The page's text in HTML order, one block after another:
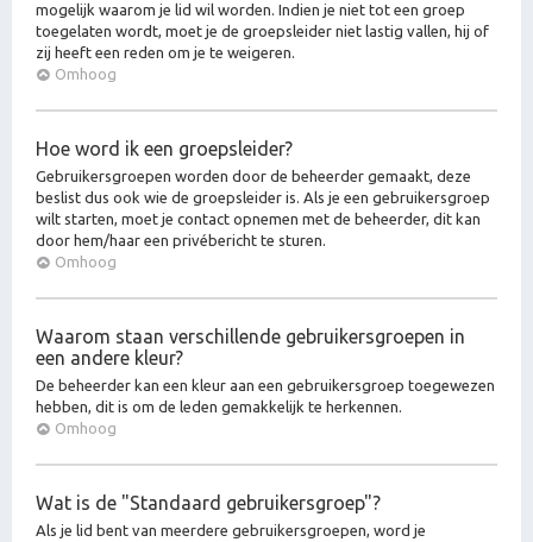
mogelijk waarom je lid wil worden. Indien je niet tot een groep
toegelaten wordt, moet je de groepsleider niet lastig vallen, hij of
zij heeft een reden om je te weigeren.
Omhoog
Hoe word ik een groepsleider?
Gebruikersgroepen worden door de beheerder gemaakt, deze
beslist dus ook wie de groepsleider is. Als je een gebruikersgroep
wilt starten, moet je contact opnemen met de beheerder, dit kan
door hem/haar een privébericht te sturen.
Omhoog
Waarom staan verschillende gebruikersgroepen in
een andere kleur?
De beheerder kan een kleur aan een gebruikersgroep toegewezen
hebben, dit is om de leden gemakkelijk te herkennen.
Omhoog
Wat is de "Standaard gebruikersgroep"?
Als je lid bent van meerdere gebruikersgroepen, word je